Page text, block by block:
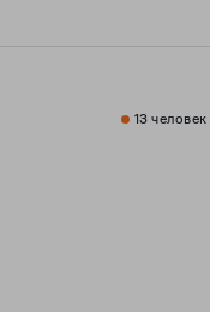
13 человек